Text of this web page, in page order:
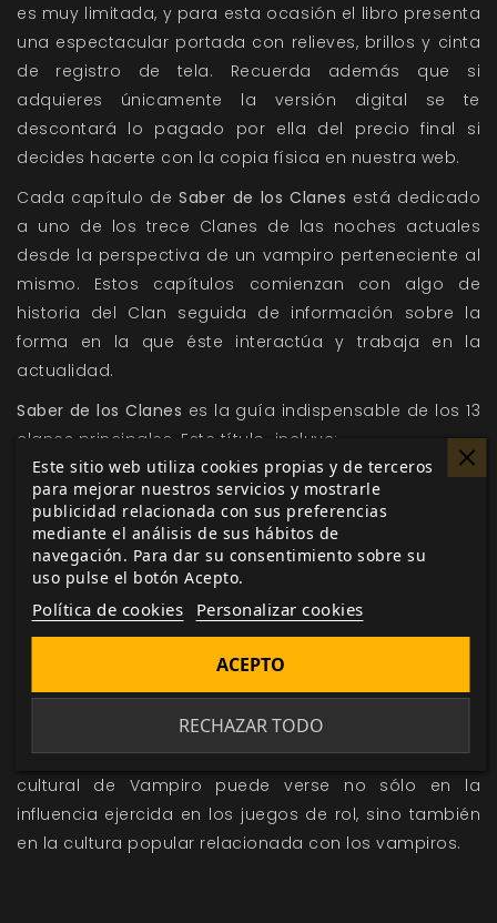
es muy limitada, y para esta ocasión el libro presenta
una espectacular portada con relieves, brillos y cinta
de registro de tela. Recuerda además que si
adquieres únicamente la versión digital se te
descontará lo pagado por ella del precio final si
decides hacerte con la copia física en nuestra web.
Cada capítulo de Saber de los Clanes está dedicado
a uno de los trece Clanes de las noches actuales
desde la perspectiva de un vampiro perteneciente al
mismo. Estos capítulos comienzan con algo de
historia del Clan seguida de información sobre la
forma en la que éste interactúa y trabaja en la
actualidad.
Saber de los Clanes es la guía indispensable de los 13
clanes principales. Este título incluye:
La historia, saber tradicional y prácticas nocturnas de
los trece Clanes, contadas desde la perspectiva de
los propios Vástagos.
Nuevas Disciplinas Combinadas, Poderes, Méritos,
Defectos y reglas específicas de cada Clan.
Una revisión y actualización de más material clásico
Vampiro: La Mascaradairrumpió en el mundo de los
juegos de rol el 1991 e inspiró a una generación de
fans como no se había visto antes. La importancia
cultural de Vampiro puede verse no sólo en la
influencia ejercida en los juegos de rol, sino también
en la cultura popular relacionada con los vampiros.
Este sitio web utiliza cookies propias y de terceros
para mejorar nuestros servicios y mostrarle
publicidad relacionada con sus preferencias
mediante el análisis de sus hábitos de
navegación. Para dar su consentimiento sobre su
uso pulse el botón Acepto.
Política de cookies Personalizar cookies
RECHAZAR TODO
ACEPTO